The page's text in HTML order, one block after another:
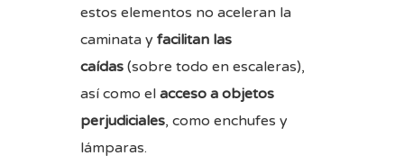
estos elementos no aceleran la
caminata y facilitan las
caídas (sobre todo en escaleras),
así como el acceso a objetos
perjudiciales, como enchufes y
lámparas.